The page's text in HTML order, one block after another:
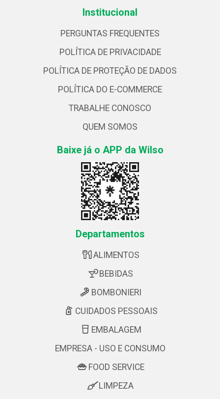
Institucional
PERGUNTAS FREQUENTES
POLÍTICA DE PRIVACIDADE
POLÍTICA DE PROTEÇÃO DE DADOS
POLÍTICA DO E-COMMERCE
TRABALHE CONOSCO
QUEM SOMOS
Baixe já o APP da Wilso
Departamentos
ALIMENTOS
BEBIDAS
BOMBONIERI
CUIDADOS PESSOAIS
EMBALAGEM
EMPRESA - USO E CONSUMO
FOOD SERVICE
LIMPEZA